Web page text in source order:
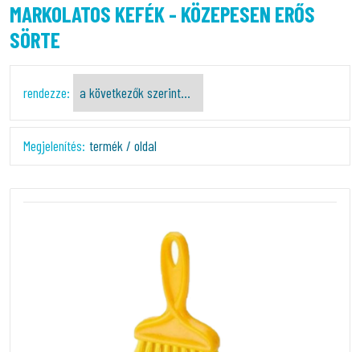
MARKOLATOS KEFÉK - KÖZEPESEN ERŐS
SÖRTE
rendezze:
Megjelenítés: termék / oldal